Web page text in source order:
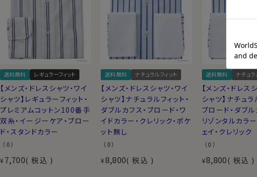
送料無料 レギュラーフィット
【メンズ・ドレスシャツ・ワイ
シャツ】レギュラーフィット・
プレミアムコットン100番手
双糸・イージーケア・ブロー
ド・スタンドカラー
（0）
¥ 7,700 税込
送料無料 ナチュラルフィット
【メンズ・ドレスシャツ・ワイ
シャツ】ナチュラルフィット・
ダブルカフス・ブロード・ワ
イドカラー・クレリック・ポケ
ット無し
（0）
¥8,800 税込
送料無料 ナチュラ
【メンズ・ドレス
シャツ】ナチュラ
ブロード・ダブル
リゾンタルカラ
ェイ・クレリック
（0）
¥8,800 税込